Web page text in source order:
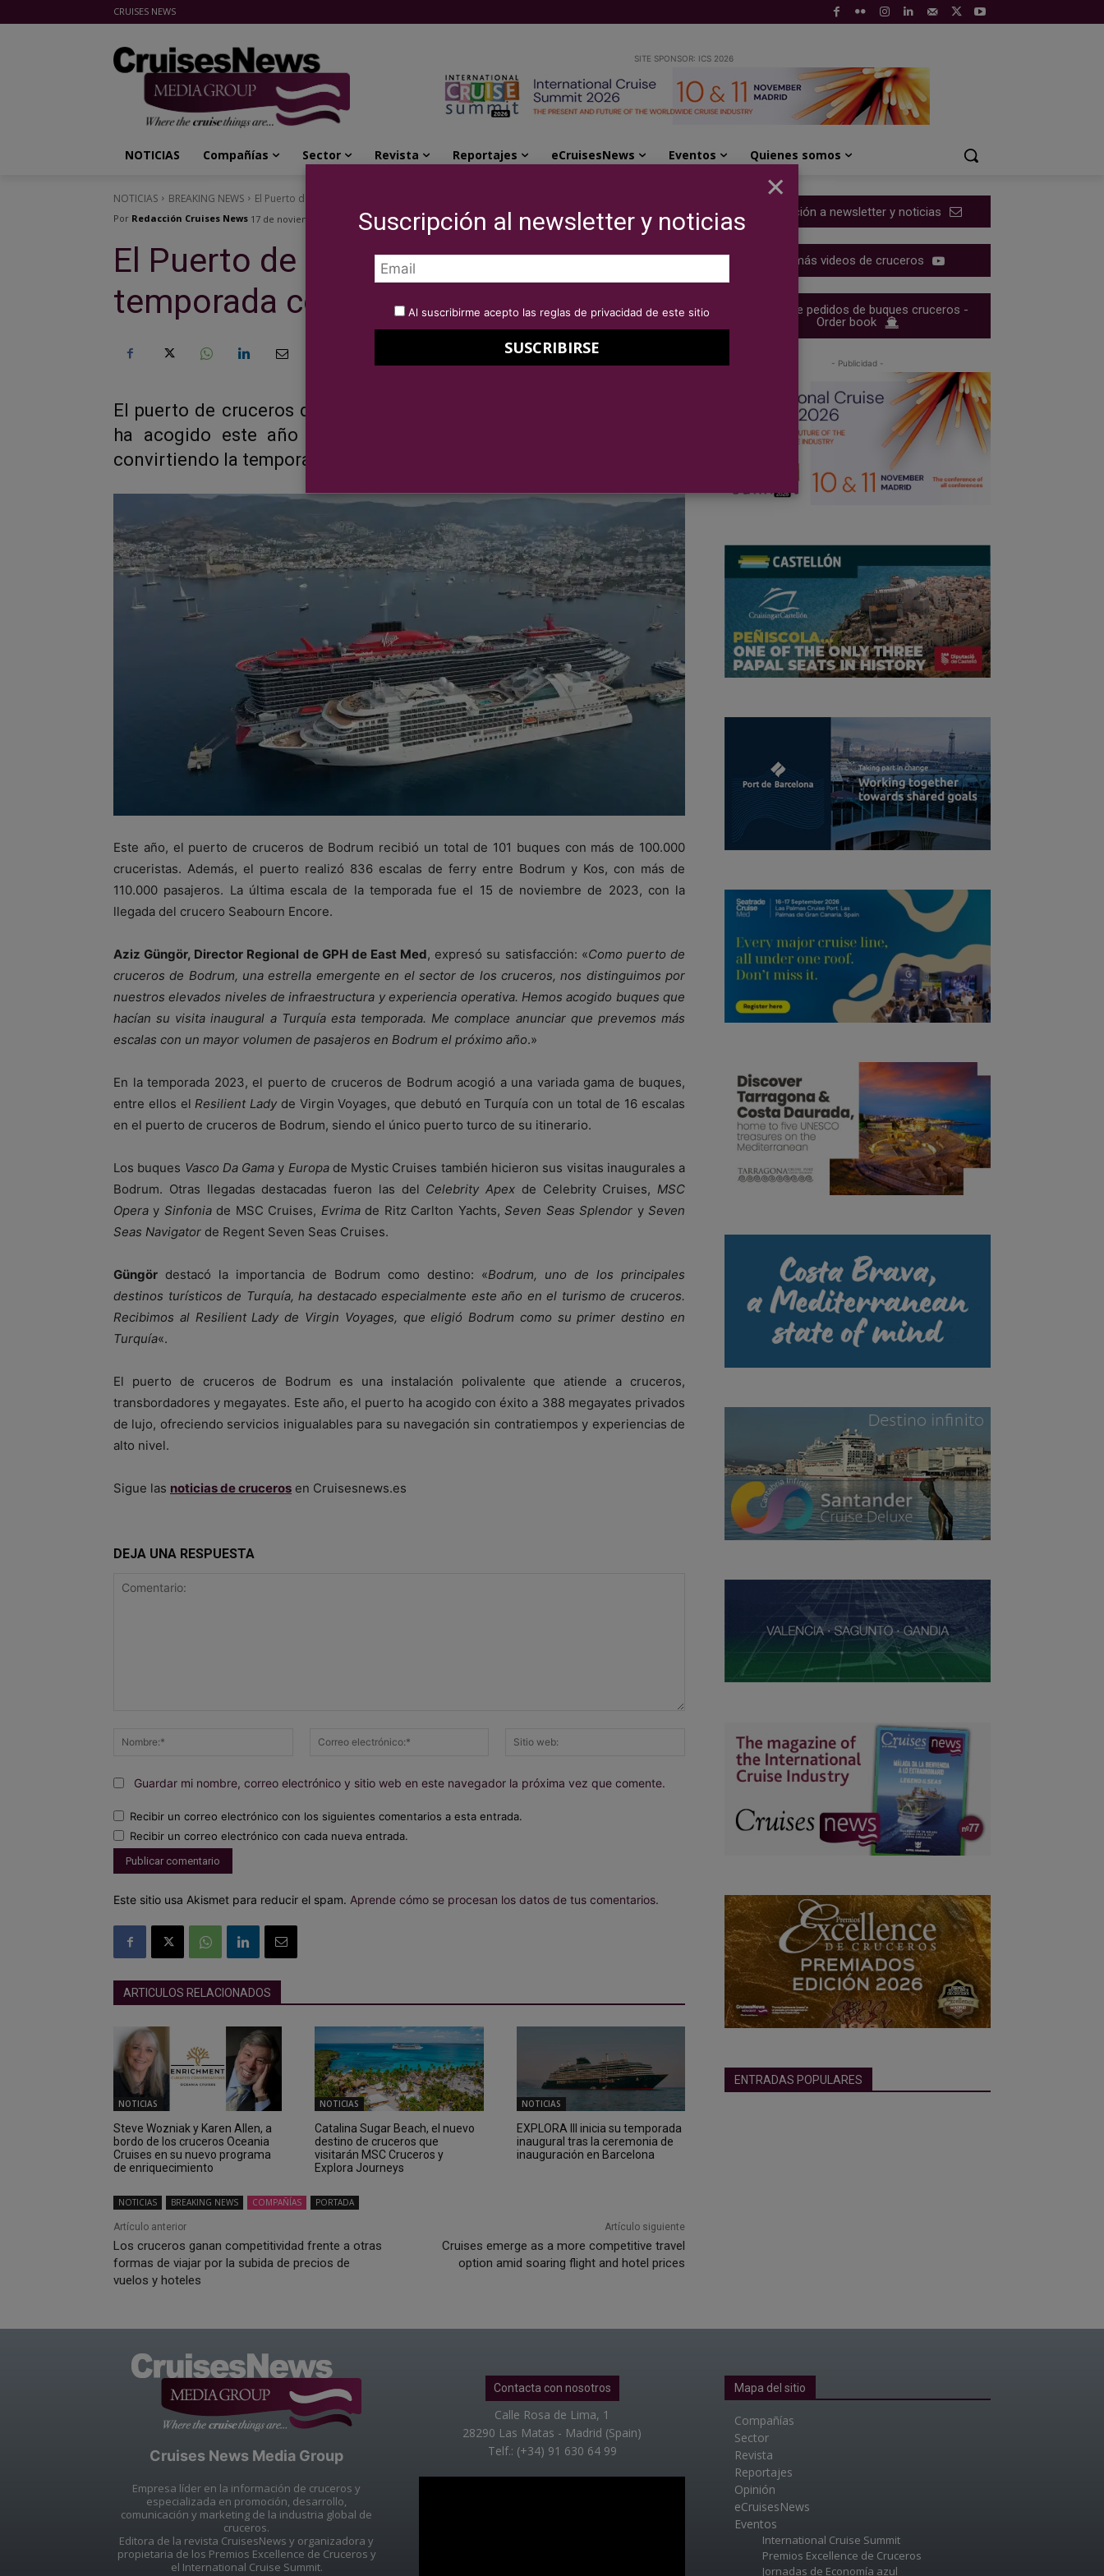
CRUISES NEWS
SITE SPONSOR: ICS 2026
NOTICIAS Compañías Sector Revista Reportajes eCruisesNews Eventos Quienes somos
NOTICIAS BREAKING NEWS El Puerto de Bodrum acaba la temporada con grandes números
Por Redacción Cruises News 17 de noviembre de 2023
El Puerto de Bodrum acaba la
temporada con grandes números
El puerto de cruceros de
ha acogido este año a un gran número de buques y pasajeros,
convirtiendo la temporada en inolvidable.
Este año, el puerto de cruceros de Bodrum recibió un total de 101 buques con más de 100.000
cruceristas. Además, el puerto realizó 836 escalas de ferry entre Bodrum y Kos, con más de
110.000 pasajeros. La última escala de la temporada fue el 15 de noviembre de 2023, con la
llegada del crucero Seabourn Encore.
Aziz Güngör, Director Regional de GPH de East Med, expresó su satisfacción: «Como puerto de
cruceros de Bodrum, una estrella emergente en el sector de los cruceros, nos distinguimos por
nuestros elevados niveles de infraestructura y experiencia operativa. Hemos acogido buques que
hacían su visita inaugural a Turquía esta temporada. Me complace anunciar que prevemos más
escalas con un mayor volumen de pasajeros en Bodrum el próximo año.»
En la temporada 2023, el puerto de cruceros de Bodrum acogió a una variada gama de buques,
entre ellos el Resilient Lady de Virgin Voyages, que debutó en Turquía con un total de 16 escalas
en el puerto de cruceros de Bodrum, siendo el único puerto turco de su itinerario.
Los buques Vasco Da Gama y Europade Mystic Cruises también hicieron sus visitas inaugurales a
Bodrum. Otras llegadas destacadas fueron las del Celebrity Apex de Celebrity Cruises, MSC
Opera y Sinfoniade MSC Cruises, Evrimade Ritz Carlton Yachts,Seven Seas Splendor ySeven
Seas Navigator de Regent Seven Seas Cruises.
Güngör destacó la importancia de Bodrum como destino: «Bodrum, uno de los principales
destinos turísticos de Turquía, ha destacado especialmente este año en el turismo de cruceros.
Recibimos al Resilient Lady de Virgin Voyages, que eligió Bodrum como su primer destino en
Turquía«.
El puerto de cruceros de Bodrum es una instalación polivalente que atiende a cruceros,
transbordadores y megayates. Este año, el puerto ha acogido con éxito a 388 megayates privados
de lujo, ofreciendo servicios inigualables para su navegación sin contratiempos y experiencias de
alto nivel.
Sigue las noticias de cruceros en Cruisesnews.es
DEJA UNA RESPUESTA
Nombre:*
Correo
Guardar mi nombre, correo electrónico y sitio web en este navegador la próxima vez que comente.
Recibir un correo electrónico con los siguientes comentarios a esta entrada.
Recibir un correo electrónico con cada nueva entrada.
Este sitio usa Akismet para reducir el spam. Aprende cómo se procesan los datos de tus comentarios.
ARTICULOS RELACIONADOS
NOTICIAS
Steve Wozniak y Karen Allen, a
bordo de los cruceros Oceania
Cruises en su nuevo programa
de enriquecimiento
NOTICIAS
Catalina Sugar Beach, el nuevo
destino de cruceros que
visitarán MSC Cruceros y
Explora Journeys
NOTICIAS
EXPLORA III inicia su temporada
inaugural tras la ceremonia de
inauguración en Barcelona
NOTICIAS BREAKING NEWS COMPAÑÍAS PORTADA
Artículo anterior
Los cruceros ganan competitividad frente a otras
formas de viajar por la subida de precios de
vuelos y hoteles
Artículo siguiente
Cruises emerge as a more competitive travel
option amid soaring flight and hotel prices
Suscripción a newsletter y noticias
Ver más videos de cruceros
Cartera de pedidos de buques cruceros -
Order book
- Publicidad -
ENTRADAS POPULARES
Cruises News Media Group
Empresa líder en la información de cruceros y
especializada en promoción, desarrollo,
comunicación y marketing de la industria global de
cruceros.
Editora de la revista CruisesNews y organizadora y
propietaria de los Premios Excellence de Cruceros y
el International Cruise Summit.
Contacta con nosotros
Calle Rosa de Lima, 1
28290 Las Matas - Madrid (Spain)
Telf.: (+34) 91 630 64 99
Mapa del sitio
Compañías
Sector
Revista
Reportajes
Opinión
eCruisesNews
Eventos
International Cruise Summit
Premios Excellence de Cruceros
Jornadas de Economía azul
×
Suscripción al newsletter y noticias
Al suscribirme acepto las reglas de privacidad de este sitio